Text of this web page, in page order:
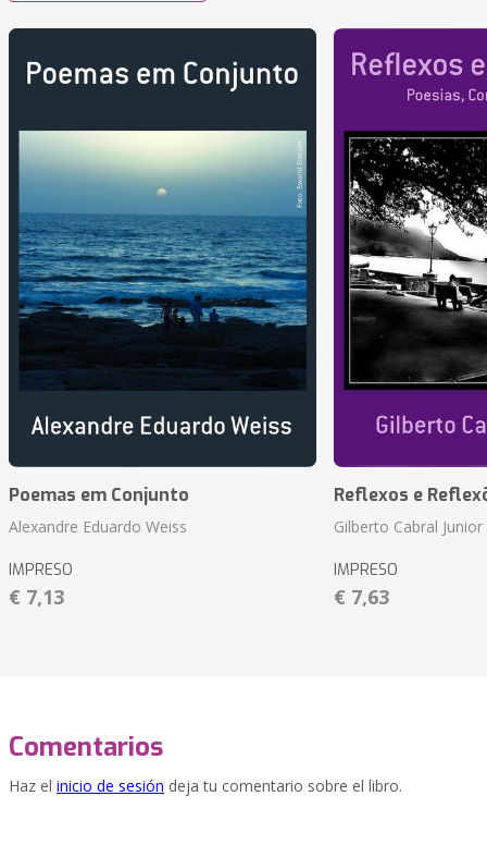
Poemas em Conjunto
Alexandre Eduardo Weiss
IMPRESO
€ 7,13
Reflexos e
Gilberto Cabral Junior
IMPRESO
€ 7,63
Comentarios
Haz el inicio de sesión deja tu comentario sobre el libro.